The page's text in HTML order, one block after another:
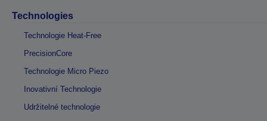
Technologies
Technologie Heat-Free
PrecisionCore
Technologie Micro Piezo
Inovativní Technologie
Udržitelné technologie